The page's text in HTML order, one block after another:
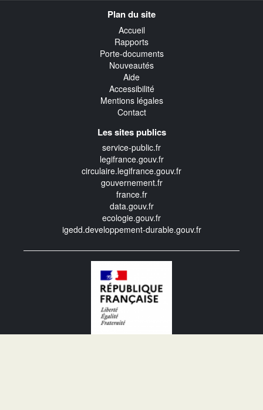
Plan du site
Accueil
Rapports
Porte-documents
Nouveautés
Aide
Accessibilité
Mentions légales
Contact
Les sites publics
service-public.fr
legifrance.gouv.fr
circulaire.legifrance.gouv.fr
gouvernement.fr
france.fr
data.gouv.fr
ecologie.gouv.fr
igedd.developpement-durable.gouv.fr